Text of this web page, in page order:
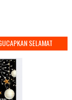
SELAMAT